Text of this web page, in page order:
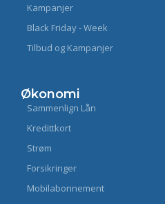
Kampanjer
Black Friday - Week
Tilbud og Kampanjer
Økonomi
Sammenlign Lån
Kredittkort
Strøm
Forsikringer
Mobilabonnement